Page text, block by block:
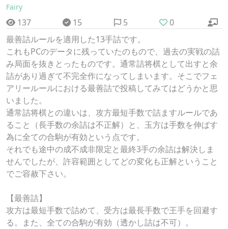
Fairy
137 15 5
0
最善詰ルールを適用した13手詰です。
これもPCのデータに残っていたのもので、過去の実戦の詰
み局面を抜きとったものです。通常詰将棋として出すと余
詰があり過ぎて不完全作になってしまいます。そこでフェ
アリールールにおける最善詰で投稿してみてはどうかと思
いました。
通常詰将棋との違いは、攻方最短手数で詰ますルールであ
ること（長手数の余詰は不正解）と、玉方は手数を伸ばす
為に全ての合駒が有効という点です。
それでも途中の成不成非限定と最終3手の余詰は解決しま
せんでしたが、許容範囲としてどの変化も正解ということ
でご容赦下さい。
【最善詰】
攻方は最短手数で詰めて、受方は最長手数で王手を回避す
る。また、全ての合駒が有効（透かし詰は不可）。